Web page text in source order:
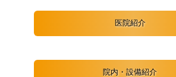
医院紹介
院内・設備紹介